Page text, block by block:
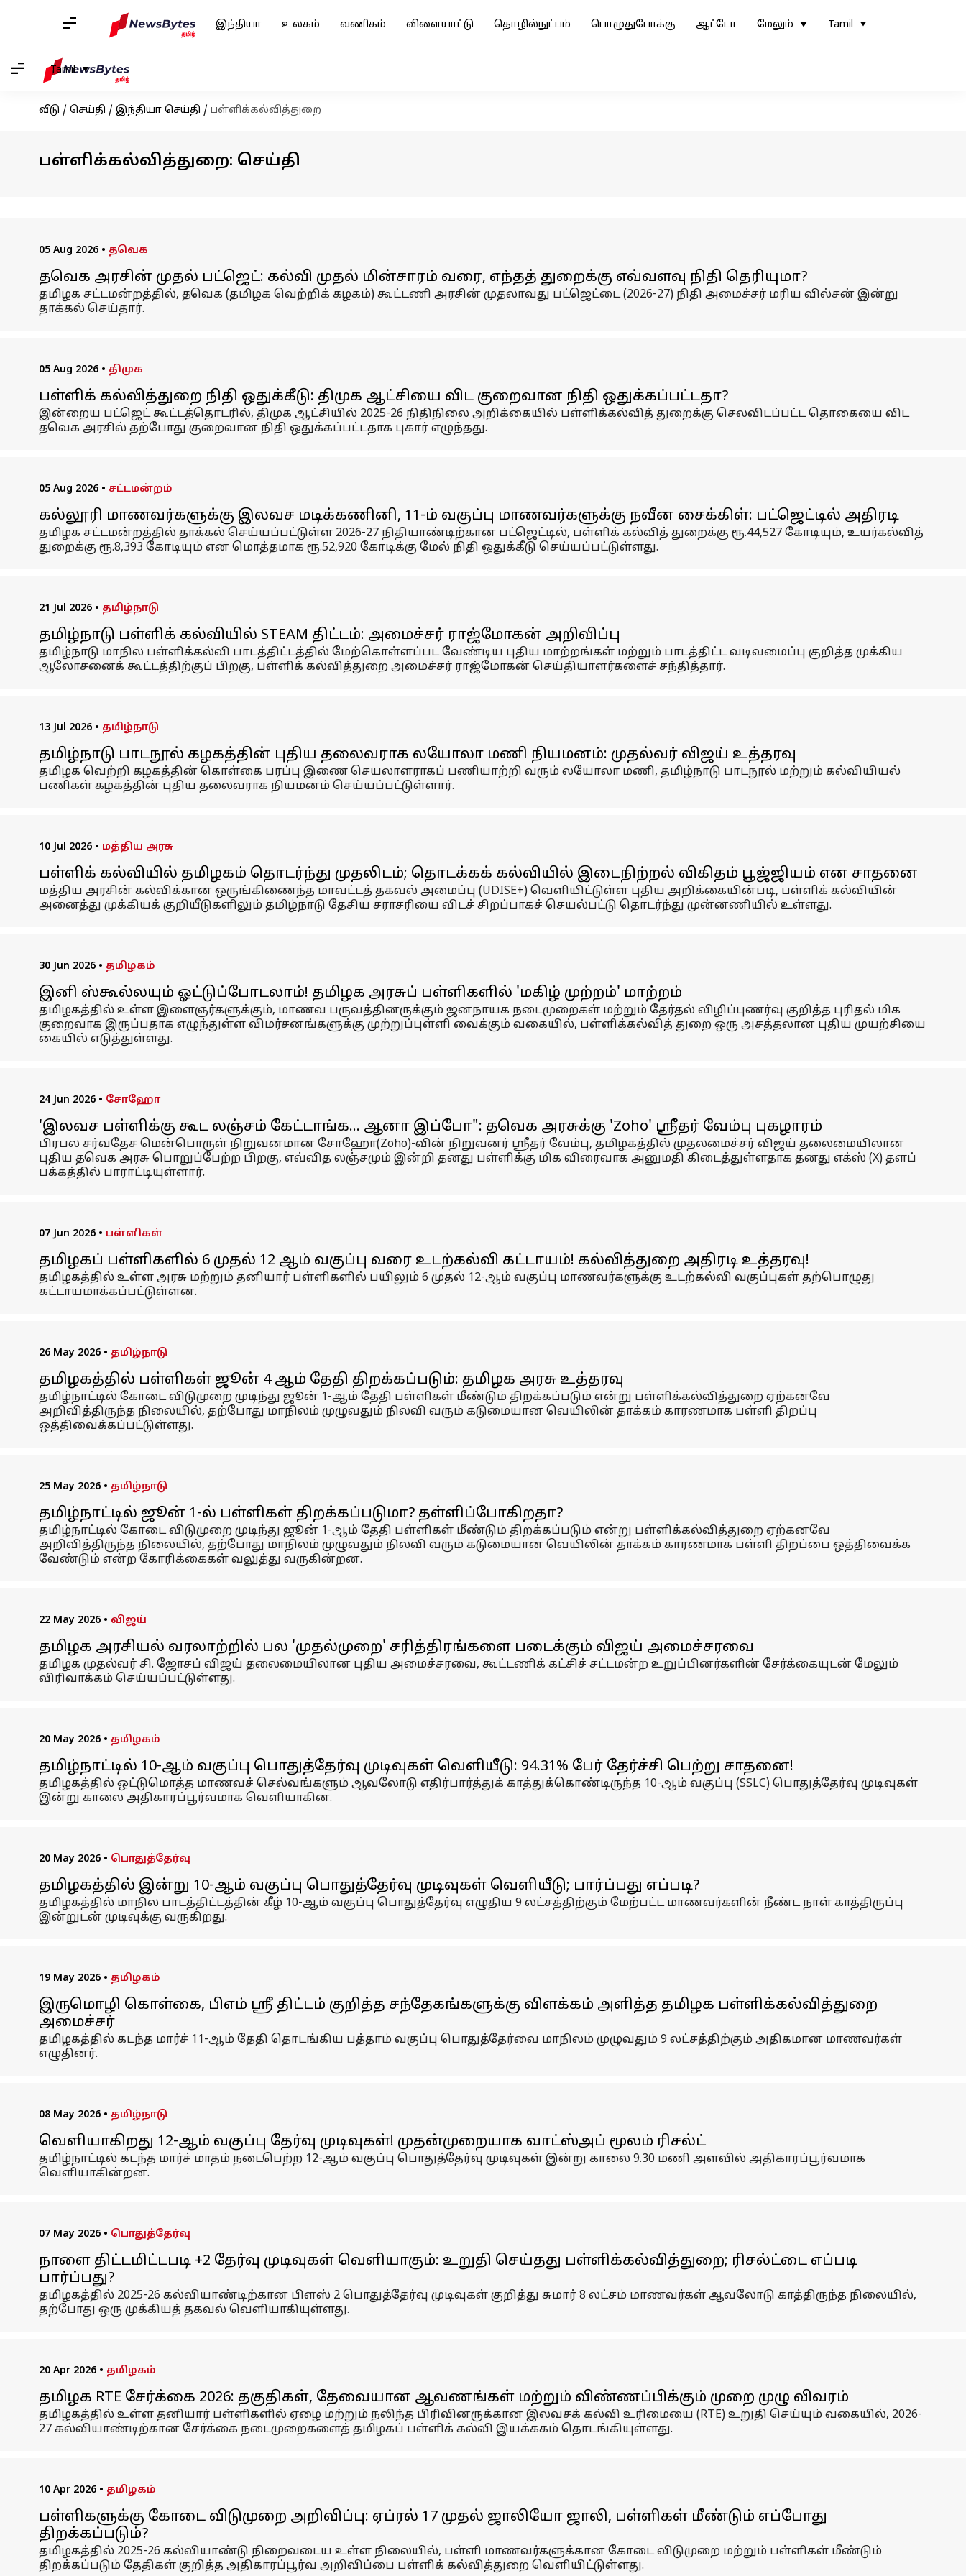
இந்தியா உலகம் வணிகம் விளையாட்டு தொழில்நுட்பம் பொழுதுபோக்கு ஆட்டோ மேலும் Tamil
Tamil
வீடு / செய்தி / இந்தியா செய்தி / பள்ளிக்கல்வித்துறை
பள்ளிக்கல்வித்துறை: செய்தி
05 Aug 2026 • தவெக
தவெக அரசின் முதல் பட்ஜெட்: கல்வி முதல் மின்சாரம் வரை, எந்தத் துறைக்கு எவ்வளவு நிதி தெரியுமா?
தமிழக சட்டமன்றத்தில், தவெக (தமிழக வெற்றிக் கழகம்) கூட்டணி அரசின் முதலாவது பட்ஜெட்டை (2026-27) நிதி அமைச்சர் மரிய வில்சன் இன்று
தாக்கல் செய்தார்.
05 Aug 2026 • திமுக
பள்ளிக் கல்வித்துறை நிதி ஒதுக்கீடு: திமுக ஆட்சியை விட குறைவான நிதி ஒதுக்கப்பட்டதா?
இன்றைய பட்ஜெட் கூட்டத்தொடரில், திமுக ஆட்சியில் 2025-26 நிதிநிலை அறிக்கையில் பள்ளிக்கல்வித் துறைக்கு செலவிடப்பட்ட தொகையை விட
தவெக அரசில் தற்போது குறைவான நிதி ஒதுக்கப்பட்டதாக புகார் எழுந்தது.
05 Aug 2026 • சட்டமன்றம்
கல்லூரி மாணவர்களுக்கு இலவச மடிக்கணினி, 11-ம் வகுப்பு மாணவர்களுக்கு நவீன சைக்கிள்: பட்ஜெட்டில் அதிரடி
தமிழக சட்டமன்றத்தில் தாக்கல் செய்யப்பட்டுள்ள 2026-27 நிதியாண்டிற்கான பட்ஜெட்டில், பள்ளிக் கல்வித் துறைக்கு ரூ.44,527 கோடியும், உயர்கல்வித்
துறைக்கு ரூ.8,393 கோடியும் என மொத்தமாக ரூ.52,920 கோடிக்கு மேல் நிதி ஒதுக்கீடு செய்யப்பட்டுள்ளது.
21 Jul 2026 • தமிழ்நாடு
தமிழ்நாடு பள்ளிக் கல்வியில் STEAM திட்டம்: அமைச்சர் ராஜ்மோகன் அறிவிப்பு
தமிழ்நாடு மாநில பள்ளிக்கல்வி பாடத்திட்டத்தில் மேற்கொள்ளப்பட வேண்டிய புதிய மாற்றங்கள் மற்றும் பாடத்திட்ட வடிவமைப்பு குறித்த முக்கிய
ஆலோசனைக் கூட்டத்திற்குப் பிறகு, பள்ளிக் கல்வித்துறை அமைச்சர் ராஜ்மோகன் செய்தியாளர்களைச் சந்தித்தார்.
13 Jul 2026 • தமிழ்நாடு
தமிழ்நாடு பாடநூல் கழகத்தின் புதிய தலைவராக லயோலா மணி நியமனம்: முதல்வர் விஜய் உத்தரவு
தமிழக வெற்றி கழகத்தின் கொள்கை பரப்பு இணை செயலாளராகப் பணியாற்றி வரும் லயோலா மணி, தமிழ்நாடு பாடநூல் மற்றும் கல்வியியல்
பணிகள் கழகத்தின் புதிய தலைவராக நியமனம் செய்யப்பட்டுள்ளார்.
10 Jul 2026 • மத்திய அரசு
பள்ளிக் கல்வியில் தமிழகம் தொடர்ந்து முதலிடம்; தொடக்கக் கல்வியில் இடைநிற்றல் விகிதம் பூஜ்ஜியம் என சாதனை
மத்திய அரசின் கல்விக்கான ஒருங்கிணைந்த மாவட்டத் தகவல் அமைப்பு (UDISE+) வெளியிட்டுள்ள புதிய அறிக்கையின்படி, பள்ளிக் கல்வியின்
அனைத்து முக்கியக் குறியீடுகளிலும் தமிழ்நாடு தேசிய சராசரியை விடச் சிறப்பாகச் செயல்பட்டு தொடர்ந்து முன்னணியில் உள்ளது.
30 Jun 2026 • தமிழகம்
இனி ஸ்கூல்லயும் ஓட்டுப்போடலாம்! தமிழக அரசுப் பள்ளிகளில் 'மகிழ் முற்றம்' மாற்றம்
தமிழகத்தில் உள்ள இளைஞர்களுக்கும், மாணவ பருவத்தினருக்கும் ஜனநாயக நடைமுறைகள் மற்றும் தேர்தல் விழிப்புணர்வு குறித்த புரிதல் மிக
குறைவாக இருப்பதாக எழுந்துள்ள விமர்சனங்களுக்கு முற்றுப்புள்ளி வைக்கும் வகையில், பள்ளிக்கல்வித் துறை ஒரு அசத்தலான புதிய முயற்சியை
கையில் எடுத்துள்ளது.
24 Jun 2026 • சோஹோ
'இலவச பள்ளிக்கு கூட லஞ்சம் கேட்டாங்க... ஆனா இப்போ": தவெக அரசுக்கு 'Zoho' ஸ்ரீதர் வேம்பு புகழாரம்
பிரபல சர்வதேச மென்பொருள் நிறுவனமான சோஹோ(Zoho)-வின் நிறுவனர் ஸ்ரீதர் வேம்பு, தமிழகத்தில் முதலமைச்சர் விஜய் தலைமையிலான
புதிய தவெக அரசு பொறுப்பேற்ற பிறகு, எவ்வித லஞ்சமும் இன்றி தனது பள்ளிக்கு மிக விரைவாக அனுமதி கிடைத்துள்ளதாக தனது எக்ஸ் (X) தளப்
பக்கத்தில் பாராட்டியுள்ளார்.
07 Jun 2026 • பள்ளிகள்
தமிழகப் பள்ளிகளில் 6 முதல் 12 ஆம் வகுப்பு வரை உடற்கல்வி கட்டாயம்! கல்வித்துறை அதிரடி உத்தரவு!
தமிழகத்தில் உள்ள அரசு மற்றும் தனியார் பள்ளிகளில் பயிலும் 6 முதல் 12-ஆம் வகுப்பு மாணவர்களுக்கு உடற்கல்வி வகுப்புகள் தற்பொழுது
கட்டாயமாக்கப்பட்டுள்ளன.
26 May 2026 • தமிழ்நாடு
தமிழகத்தில் பள்ளிகள் ஜூன் 4 ஆம் தேதி திறக்கப்படும்: தமிழக அரசு உத்தரவு
தமிழ்நாட்டில் கோடை விடுமுறை முடிந்து ஜூன் 1-ஆம் தேதி பள்ளிகள் மீண்டும் திறக்கப்படும் என்று பள்ளிக்கல்வித்துறை ஏற்கனவே
அறிவித்திருந்த நிலையில், தற்போது மாநிலம் முழுவதும் நிலவி வரும் கடுமையான வெயிலின் தாக்கம் காரணமாக பள்ளி திறப்பு
ஒத்திவைக்கப்பட்டுள்ளது.
25 May 2026 • தமிழ்நாடு
தமிழ்நாட்டில் ஜூன் 1-ல் பள்ளிகள் திறக்கப்படுமா? தள்ளிப்போகிறதா?
தமிழ்நாட்டில் கோடை விடுமுறை முடிந்து ஜூன் 1-ஆம் தேதி பள்ளிகள் மீண்டும் திறக்கப்படும் என்று பள்ளிக்கல்வித்துறை ஏற்கனவே
அறிவித்திருந்த நிலையில், தற்போது மாநிலம் முழுவதும் நிலவி வரும் கடுமையான வெயிலின் தாக்கம் காரணமாக பள்ளி திறப்பை ஒத்திவைக்க
வேண்டும் என்ற கோரிக்கைகள் வலுத்து வருகின்றன.
22 May 2026 • விஜய்
தமிழக அரசியல் வரலாற்றில் பல 'முதல்முறை' சரித்திரங்களை படைக்கும் விஜய் அமைச்சரவை
தமிழக முதல்வர் சி. ஜோசப் விஜய் தலைமையிலான புதிய அமைச்சரவை, கூட்டணிக் கட்சிச் சட்டமன்ற உறுப்பினர்களின் சேர்க்கையுடன் மேலும்
விரிவாக்கம் செய்யப்பட்டுள்ளது.
20 May 2026 • தமிழகம்
தமிழ்நாட்டில் 10-ஆம் வகுப்பு பொதுத்தேர்வு முடிவுகள் வெளியீடு: 94.31% பேர் தேர்ச்சி பெற்று சாதனை!
தமிழகத்தில் ஒட்டுமொத்த மாணவச் செல்வங்களும் ஆவலோடு எதிர்பார்த்துக் காத்துக்கொண்டிருந்த 10-ஆம் வகுப்பு (SSLC) பொதுத்தேர்வு முடிவுகள்
இன்று காலை அதிகாரப்பூர்வமாக வெளியாகின.
20 May 2026 • பொதுத்தேர்வு
தமிழகத்தில் இன்று 10-ஆம் வகுப்பு பொதுத்தேர்வு முடிவுகள் வெளியீடு; பார்ப்பது எப்படி?
தமிழகத்தில் மாநில பாடத்திட்டத்தின் கீழ் 10-ஆம் வகுப்பு பொதுத்தேர்வு எழுதிய 9 லட்சத்திற்கும் மேற்பட்ட மாணவர்களின் நீண்ட நாள் காத்திருப்பு
இன்றுடன் முடிவுக்கு வருகிறது.
19 May 2026 • தமிழகம்
இருமொழி கொள்கை, பிஎம் ஸ்ரீ திட்டம் குறித்த சந்தேகங்களுக்கு விளக்கம் அளித்த தமிழக பள்ளிக்கல்வித்துறை
அமைச்சர்
தமிழகத்தில் கடந்த மார்ச் 11-ஆம் தேதி தொடங்கிய பத்தாம் வகுப்பு பொதுத்தேர்வை மாநிலம் முழுவதும் 9 லட்சத்திற்கும் அதிகமான மாணவர்கள்
எழுதினர்.
08 May 2026 • தமிழ்நாடு
வெளியாகிறது 12-ஆம் வகுப்பு தேர்வு முடிவுகள்! முதன்முறையாக வாட்ஸ்அப் மூலம் ரிசல்ட்
தமிழ்நாட்டில் கடந்த மார்ச் மாதம் நடைபெற்ற 12-ஆம் வகுப்பு பொதுத்தேர்வு முடிவுகள் இன்று காலை 9.30 மணி அளவில் அதிகாரப்பூர்வமாக
வெளியாகின்றன.
07 May 2026 • பொதுத்தேர்வு
நாளை திட்டமிட்டபடி +2 தேர்வு முடிவுகள் வெளியாகும்: உறுதி செய்தது பள்ளிக்கல்வித்துறை; ரிசல்ட்டை எப்படி
பார்ப்பது?
தமிழகத்தில் 2025-26 கல்வியாண்டிற்கான பிளஸ் 2 பொதுத்தேர்வு முடிவுகள் குறித்து சுமார் 8 லட்சம் மாணவர்கள் ஆவலோடு காத்திருந்த நிலையில்,
தற்போது ஒரு முக்கியத் தகவல் வெளியாகியுள்ளது.
20 Apr 2026 • தமிழகம்
தமிழக RTE சேர்க்கை 2026: தகுதிகள், தேவையான ஆவணங்கள் மற்றும் விண்ணப்பிக்கும் முறை முழு விவரம்
தமிழகத்தில் உள்ள தனியார் பள்ளிகளில் ஏழை மற்றும் நலிந்த பிரிவினருக்கான இலவசக் கல்வி உரிமையை (RTE) உறுதி செய்யும் வகையில், 2026-
27 கல்வியாண்டிற்கான சேர்க்கை நடைமுறைகளைத் தமிழகப் பள்ளிக் கல்வி இயக்ககம் தொடங்கியுள்ளது.
10 Apr 2026 • தமிழகம்
பள்ளிகளுக்கு கோடை விடுமுறை அறிவிப்பு: ஏப்ரல் 17 முதல் ஜாலியோ ஜாலி, பள்ளிகள் மீண்டும் எப்போது
திறக்கப்படும்?
தமிழகத்தில் 2025-26 கல்வியாண்டு நிறைவடைய உள்ள நிலையில், பள்ளி மாணவர்களுக்கான கோடை விடுமுறை மற்றும் பள்ளிகள் மீண்டும்
திறக்கப்படும் தேதிகள் குறித்த அதிகாரப்பூர்வ அறிவிப்பை பள்ளிக் கல்வித்துறை வெளியிட்டுள்ளது.